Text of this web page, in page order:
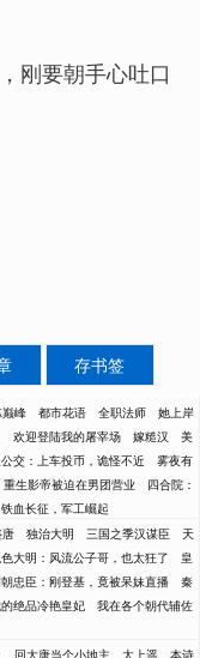
刚要朝手心吐口
存书签
峰 都市花语 全职法师
她上岸
欢迎登陆我的屠宰场 嫁糙汉
美
交：上车投币，诡怪不近
雾夜有
重生影帝被迫在男团营业
四合院：
铁血长征，军工崛起
独治大明 三国之季汉谋臣
天
大明：风流公子哥，也太狂了
皇
忠臣：刚登基，竟被呆妹直播
秦
绝品冷艳皇妃
我在各个朝代辅佐
回大唐当个小地主 太上遥 本诗